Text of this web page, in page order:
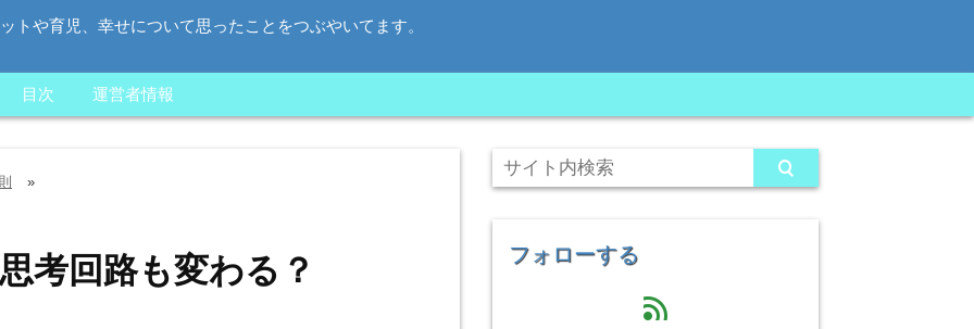
トや育児、幸せについて思ったことをつぶやいてます。
目次 運営者情報
»
考回路も変わる？ フォローする
feed